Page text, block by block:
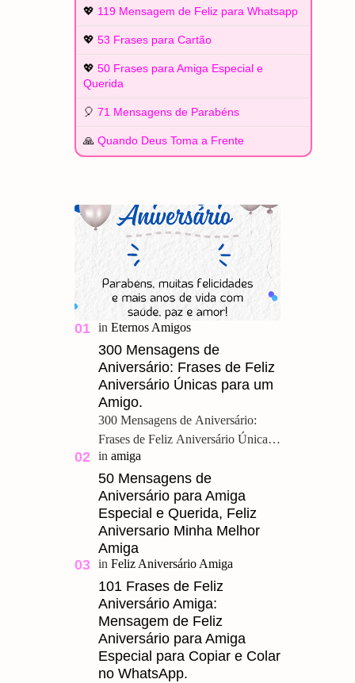
💖 119 Mensagem de Feliz para Whatsapp
💖 53 Frases para Cartão
💖 50 Frases para Amiga Especial e
Querida
🎈 71 Mensagens de Parabéns
🙏 Quando Deus Toma a Frente
300 Mensagens de
Aniversário: Frases de Feliz
Aniversário Únicas para um
Amigo.
300 Mensagens de Aniversário:
Frases de Feliz Aniversário Únicas
para um Amigo. Feliz Aniversário
Meu Querido, u ma grande amizade
é um presente pre…
50 Mensagens de
Aniversário para Amiga
Especial e Querida, Feliz
Aniversario Minha Melhor
Amiga
101 Frases de Feliz
Aniversário Amiga:
Mensagem de Feliz
Aniversário para Amiga
Especial para Copiar e Colar
no WhatsApp.